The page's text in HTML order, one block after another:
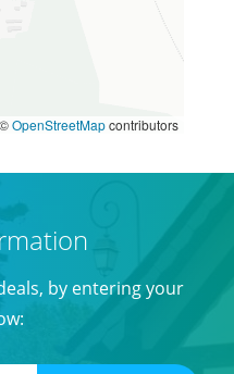
©OpenStreetMapcontributors
by entering your